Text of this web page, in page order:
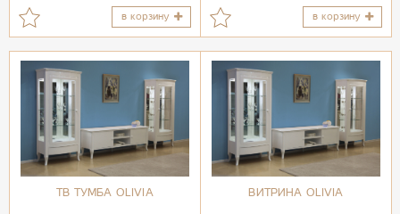
в корзину в корзину
ТВ ТУМБА OLIVIA ВИТРИНА OLIVIA